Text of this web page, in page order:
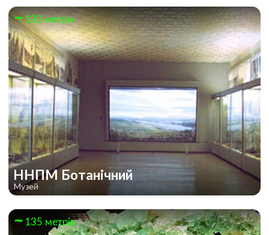
132 метри
ННПМ Ботанічний
Музей
135 метрів